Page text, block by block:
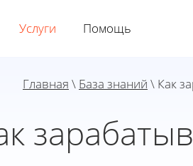
Услуги Помощь
Главная \ База знаний \ Как